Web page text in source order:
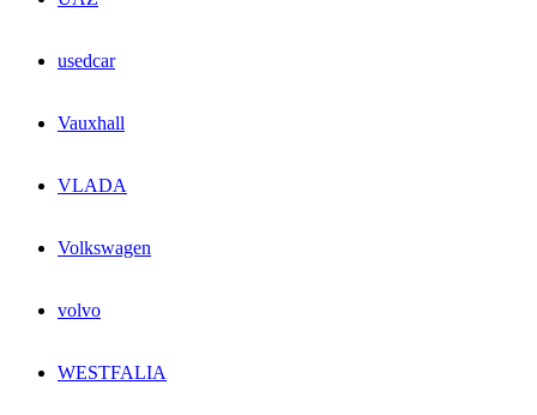
usedcar
Vauxhall
VLADA
Volkswagen
volvo
WESTFALIA